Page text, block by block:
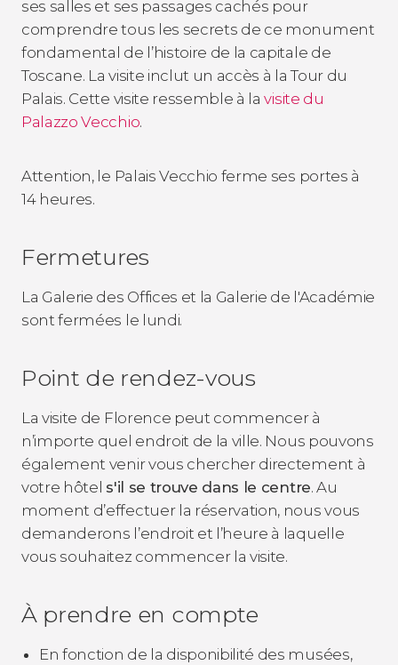
ses salles et ses passages cachés pour
comprendre tous les secrets de ce monument
fondamental de l’histoire de la capitale de
Toscane. La visite inclut un accès à la Tour du
Palais. Cette visite ressemble à lavisite du
Palazzo Vecchio.
Attention, le Palais Vecchio ferme ses portes à
14 heures.
Fermetures
La Galerie des Offices et la Galerie de l'Académie
sont fermées le lundi.
Point de rendez-vous
La visite de Florence peut commencer à
n’importe quel endroit de la ville. Nous pouvons
également venir vous chercher directement à
votre hôtel s'il se trouve dans le centre. Au
moment d’effectuer la réservation, nous vous
demanderons l’endroit et l’heure à laquelle
vous souhaitez commencer la visite.
À prendre en compte
En fonction de la disponibilité des musées,